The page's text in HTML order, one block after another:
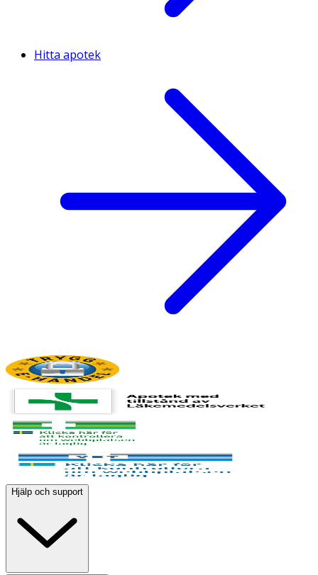
Hitta apotek
Hjälp och support